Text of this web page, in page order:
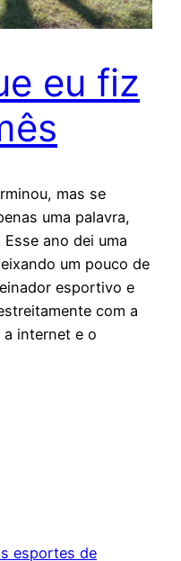
eu fiz
mas se
uma palavra,
Esse ano dei uma
um pouco de
esportivo e
com a
internet e o
esportes de